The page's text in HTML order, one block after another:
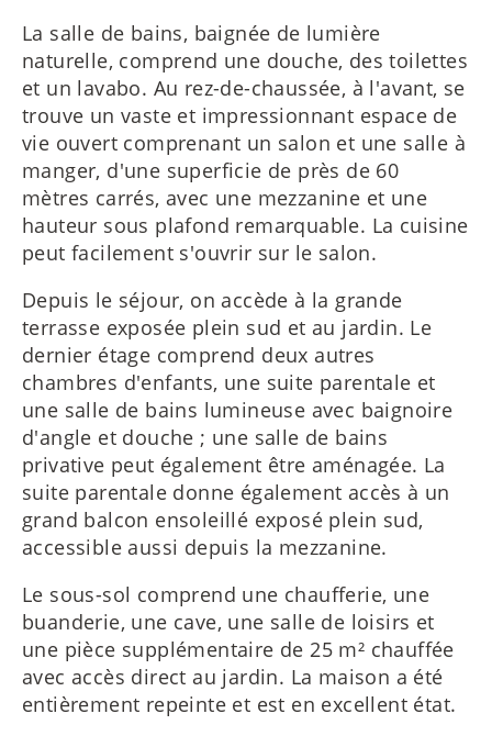
La salle de bains, baignée de lumière
naturelle, comprend une douche, des toilettes
et un lavabo. Au rez-de-chaussée, à l'avant, se
trouve un vaste et impressionnant espace de
vie ouvert comprenant un salon et une salle à
manger, d'une superficie de près de 60
mètres carrés, avec une mezzanine et une
hauteur sous plafond remarquable. La cuisine
peut facilement s'ouvrir sur le salon.
Depuis le séjour, on accède à la grande
terrasse exposée plein sud et au jardin. Le
dernier étage comprend deux autres
chambres d'enfants, une suite parentale et
une salle de bains lumineuse avec baignoire
d'angle et douche ; une salle de bains
privative peut également être aménagée. La
suite parentale donne également accès à un
grand balcon ensoleillé exposé plein sud,
accessible aussi depuis la mezzanine.
Le sous-sol comprend une chaufferie, une
buanderie, une cave, une salle de loisirs et
une pièce supplémentaire de 25 m² chauffée
avec accès direct au jardin. La maison a été
entièrement repeinte et est en excellent état.